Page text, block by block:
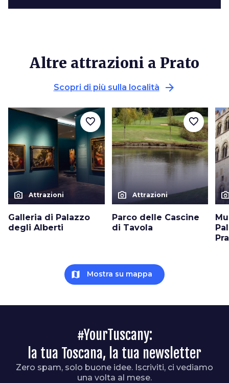
Altre attrazioni a Prato
Scopri di più sulla località arrow_forward
photo_camera Attrazioni
Galleria di Palazzo
degli Alberti
favorite_border
photo_camera Attrazioni
Parco delle Cascine
di Tavola
favorite_border
map Mostra su mappa
#YourTuscany:
la tua Toscana, la tua newsletter
Zero spam, solo buone idee. Iscriviti, ci vediamo
una volta al mese.